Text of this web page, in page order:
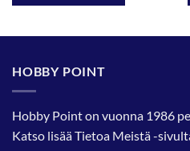
HOBBY POINT
Hobby Point on vuonna 1986
Katso lisääTietoa Meistä-